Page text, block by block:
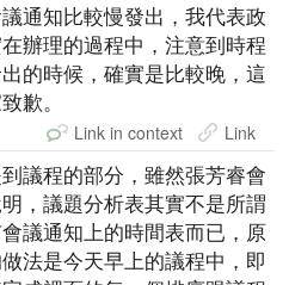
通知比較慢發出，我代表政
辦理的過程中，注意到時程
的時候，確實是比較晚，這
歉。
Link in context Link
議程的部分，雖然張芳睿會
，議題分析表其實不是所謂
議通知上的時間表而已，原
法是今天早上的議程中，即